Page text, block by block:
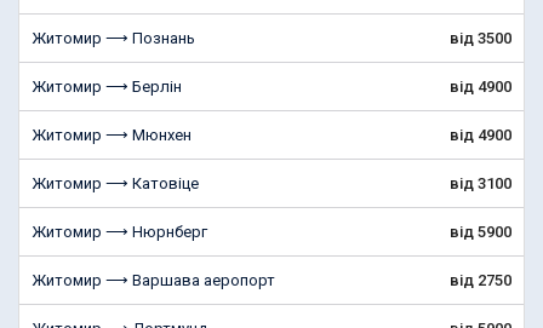
Житомир ⟶ Познань від 3500
Житомир ⟶ Берлін від 4900
Житомир ⟶ Мюнхен від 4900
Житомир ⟶ Катовіце від 3100
Житомир ⟶ Нюрнберг від 5900
Житомир ⟶ Варшава аеропорт від 2750